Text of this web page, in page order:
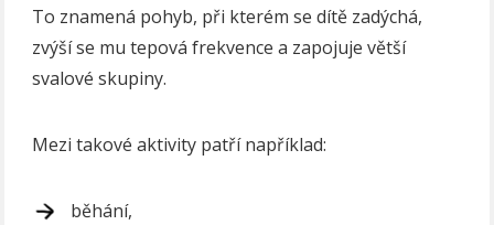
To znamená pohyb, při kterém se dítě zadýchá,
zvýší se mu tepová frekvence a zapojuje větší
svalové skupiny.
Mezi takové aktivity patří například:
běhání,